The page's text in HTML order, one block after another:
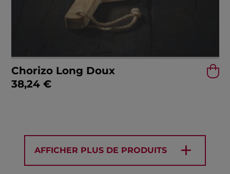
Chorizo Long Doux
38,24 €
AFFICHER PLUS DE PRODUITS